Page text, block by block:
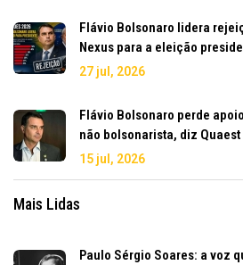
Flávio Bolsonaro lidera
Nexus para a eleição
27 jul, 2026
Flávio Bolsonaro perde
não bolsonarista, diz Quaest
15 jul, 2026
Mais Lidas
Paulo Sérgio Soares: a voz